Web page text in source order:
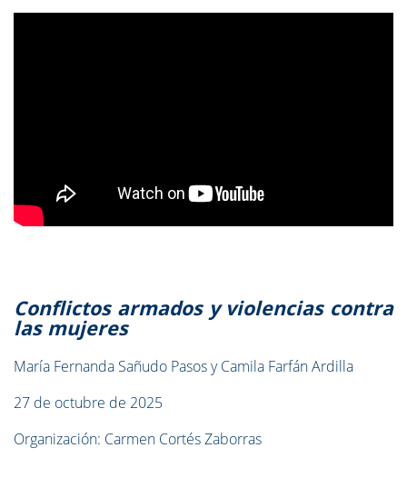
Conflictos armados y violencias contra
las mujeres
María Fernanda Sañudo Pasos y Camila Farfán Ardilla
27 de octubre de 2025
Organización: Carmen Cortés Zaborras